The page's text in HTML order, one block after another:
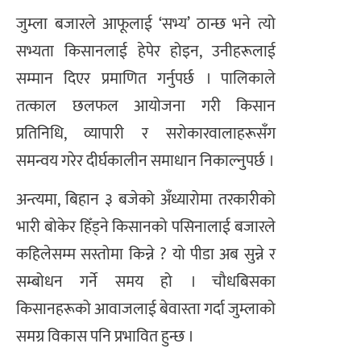
जुम्ला बजारले आफूलाई ‘सभ्य’ ठान्छ भने त्यो
सभ्यता किसानलाई हेपेर होइन, उनीहरूलाई
सम्मान दिएर प्रमाणित गर्नुपर्छ । पालिकाले
तत्काल छलफल आयोजना गरी किसान
प्रतिनिधि, व्यापारी र सरोकारवालाहरूसँग
समन्वय गरेर दीर्घकालीन समाधान निकाल्नुपर्छ ।
अन्त्यमा, बिहान ३ बजेको अँध्यारोमा तरकारीको
भारी बोकेर हिँड्ने किसानको पसिनालाई बजारले
कहिलेसम्म सस्तोमा किन्ने ? यो पीडा अब सुन्ने र
सम्बोधन गर्ने समय हो । चौधबिसका
किसानहरूको आवाजलाई बेवास्ता गर्दा जुम्लाको
समग्र विकास पनि प्रभावित हुन्छ ।